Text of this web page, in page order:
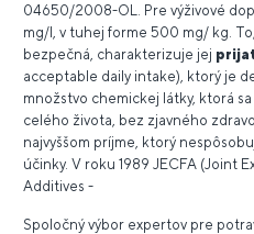
04650/2008-OL. Pre výživové
mg/l, v tuhej forme 500 mg/ kg.
bezpečná, charakterizuje jej
acceptable daily intake), ktorý je
množstvo chemickej látky, ktorá
celého života, bez zjavného
najvyššom príjme, ktorý
účinky. V roku 1989 JECFA (Joint
Additives -
Spoločný výbor expertov pre